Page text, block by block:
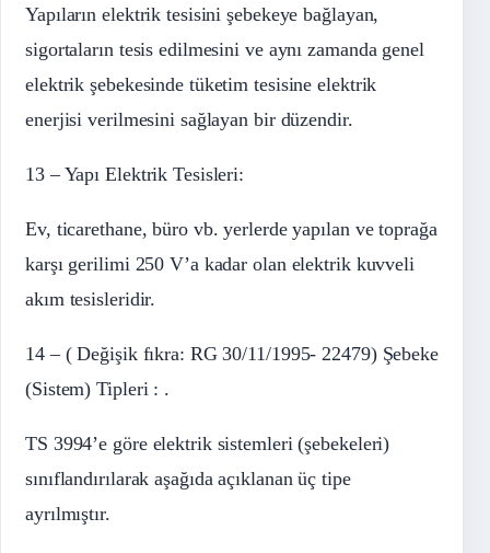
Yapıların elektrik tesisini şebekeye bağlayan,
sigortaların tesis edilmesini ve aynı zamanda genel
elektrik şebekesinde tüketim tesisine elektrik
enerjisi verilmesini sağlayan bir düzendir.
13 – Yapı Elektrik Tesisleri:
Ev, ticarethane, büro vb. yerlerde yapılan ve toprağa
karşı gerilimi 250 V’a kadar olan elektrik kuvveli
akım tesisleridir.
14 – ( Değişik fıkra: RG 30/11/1995- 22479) Şebeke
(Sistem) Tipleri : .
TS 3994’e göre elektrik sistemleri (şebekeleri)
sınıflandırılarak aşağıda açıklanan üç tipe
ayrılmıştır.